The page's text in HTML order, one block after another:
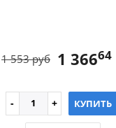
1 36664
1 553 руб
КУПИТЬ